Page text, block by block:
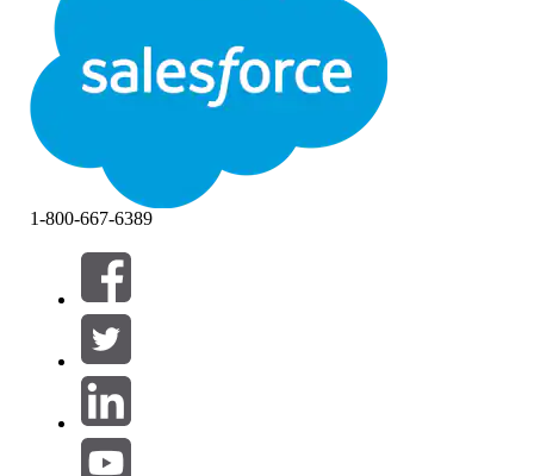
Filtros (0)
SELECIONAR FILTROS
Área de produtos
1-800-667-6389